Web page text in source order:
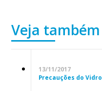
Veja também
13/11/2017
Precauções do Vidro